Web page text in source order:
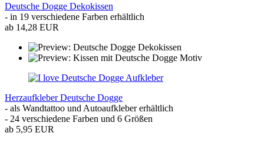
Deutsche Dogge Dekokissen
- in 19 verschiedene Farben erhältlich
ab 14,28 EUR
Herzaufkleber Deutsche Dogge
- als Wandtattoo und Autoaufkleber erhältlich
- 24 verschiedene Farben und 6 Größen
ab 5,95 EUR